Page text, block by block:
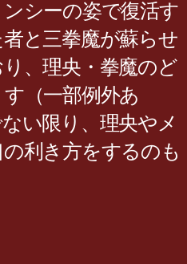
シーの姿で復活す
と三拳魔が蘇らせ
、理央・拳魔のど
（一部例外あ
い限り、理央やメ
利き方をするのも